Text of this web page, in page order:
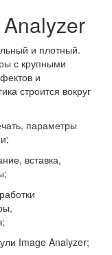
и плотный.
с крупными
и
строится вокруг
параметры
вставка,
Image Analyzer;